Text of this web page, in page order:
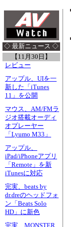
◇ 最新ニュース ◇
【11月30日】
レビュー
アップル、UIを一
新した「iTunes
11」を公開
マウス、AM/FMラ
ジオ搭載オーディ
オプレーヤー
「Lyumo M33」
アップル、
iPad/iPhoneアプリ
「Remote」を新
iTunesに対応
完実、beats by
dr.dreのヘッドフォ
ン「Beats Solo
HD」に新色
完実、MONSTER